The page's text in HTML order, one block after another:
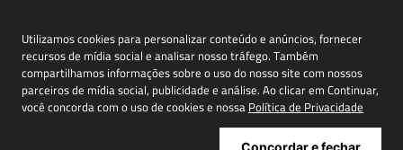
Utilizamos cookies para personalizar conteúdo e anúncios, fornecer
recursos de mídia social e analisar nosso tráfego. Também
compartilhamos informações sobre o uso do nosso site com nossos
parceiros de mídia social, publicidade e análise. Ao clicar em Continuar,
você concorda com o uso de cookies e nossaPolítica de Privacidade
Concordar e fechar
Newsletter: join us!
Inscreva-se em nossa newsletter para receber
novidades, promoções e muito mais